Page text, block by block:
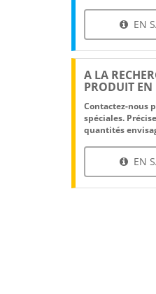
EN
A LA
PRODUIT EN
Contactez-nous
spéciales.
quantités
EN